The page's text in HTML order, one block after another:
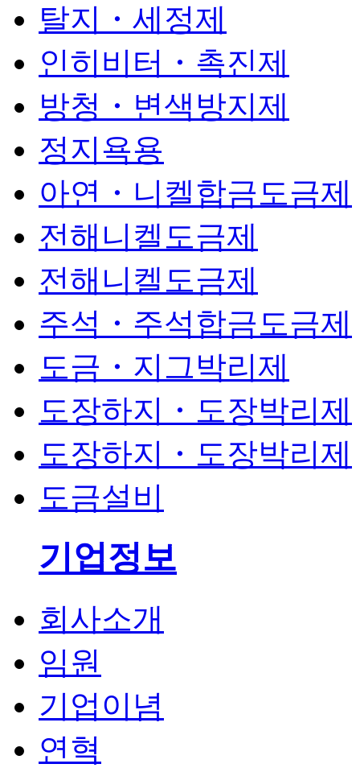
탈지・세정제
인히비터・촉진제
방청・변색방지제
정지욕용
아연・니켈합금도금제
전해니켈도금제
전해니켈도금제
주석・주석합금도금제
도금・지그박리제
도장하지・도장박리제
도장하지・도장박리제
도금설비
기업정보
회사소개
임원
기업이념
연혁